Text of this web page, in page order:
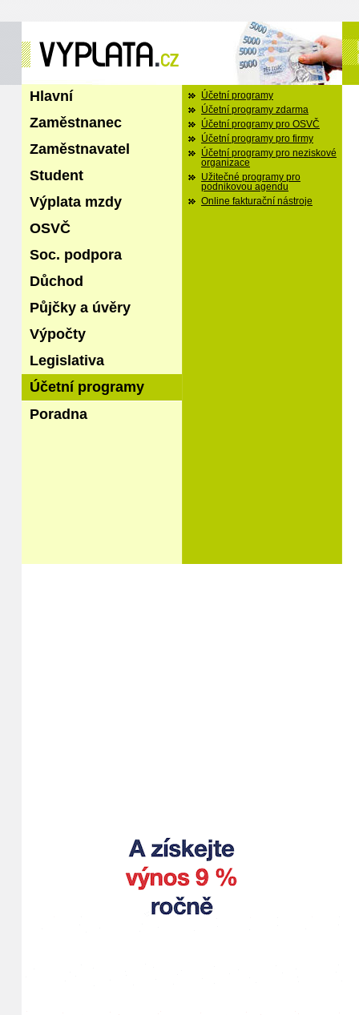
Hlavní
Zaměstnanec
Zaměstnavatel
Student
Výplata mzdy
OSVČ
Soc. podpora
Důchod
Půjčky a úvěry
Výpočty
Legislativa
Účetní programy
Poradna
Účetní programy
Účetní programy zdarma
Účetní programy pro OSVČ
Účetní programy pro firmy
Účetní programy pro neziskové
organizace
Užitečné programy pro
podnikovou agendu
Online fakturační nástroje